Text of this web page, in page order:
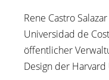
Rene Castro
Universidad de
öffentlicher
Design der Harvard